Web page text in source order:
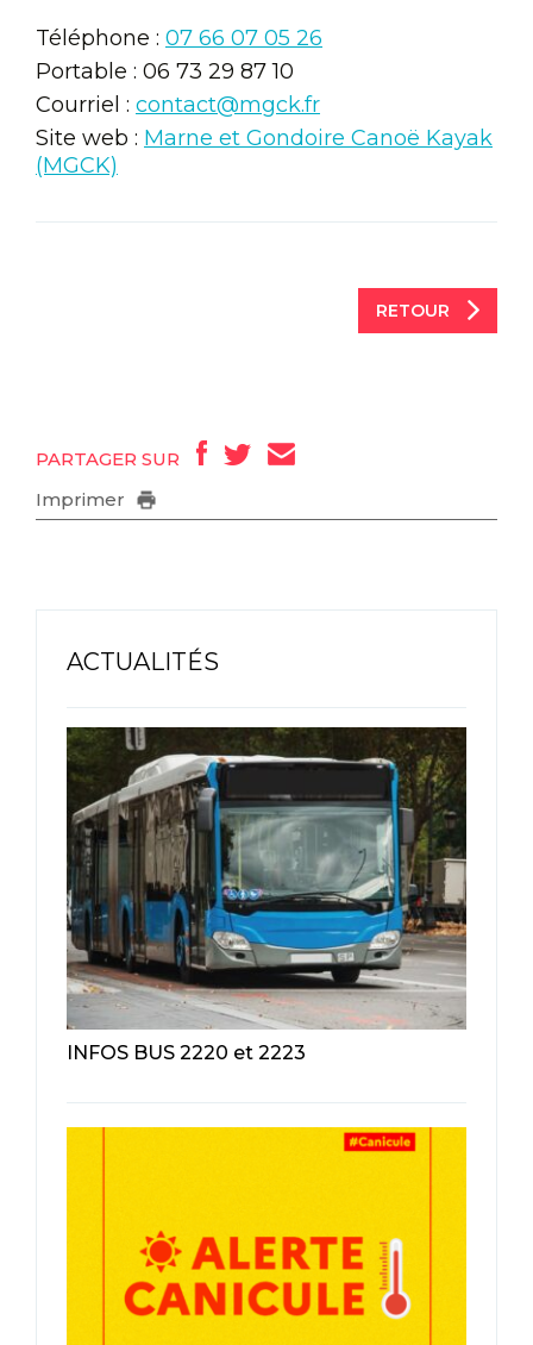
Téléphone : 07 66 07 05 26
Portable : 06 73 29 87 10
Courriel : contact@mgck.fr
Site web : Marne et Gondoire Canoë Kayak
(MGCK)
RETOUR
PARTAGER SUR
Imprimer
ACTUALITÉS
INFOS BUS 2220 et 2223